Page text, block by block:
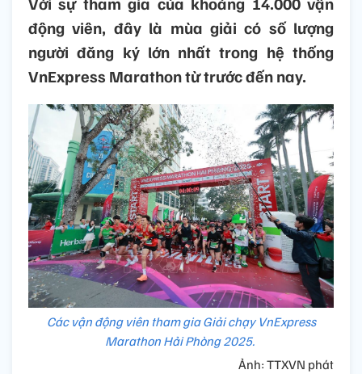
động viên, đây là mùa giải có số lượng
người đăng ký lớn nhất trong hệ thống
VnExpress Marathon từ trước đến nay.
Các vận động viên tham gia Giải chạy VnExpress
Marathon Hải Phòng 2025.
Ảnh: TTXVN phát